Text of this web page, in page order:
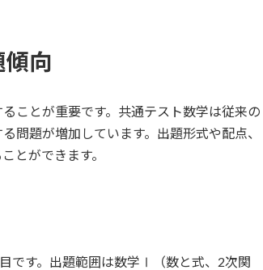
傾向
ことが重要です。共通テスト数学は従来の
問題が増加しています。出題形式や配点、
とができます。
です。出題範囲は数学Ⅰ（数と式、2次関